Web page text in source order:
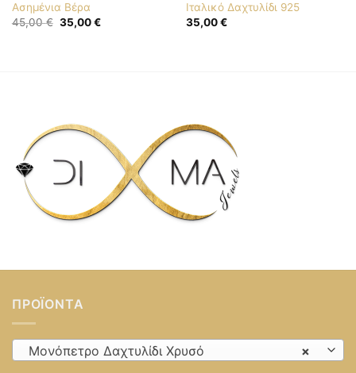
Ασημένια Βέρα
45,00€ Original
price
35,00€Η
Ιταλικό Δαχτυλίδι 925
35,00€
ΠΡΟΪΌΝΤΑ
×
Μονόπετρο Δαχτυλίδι Χρυσό